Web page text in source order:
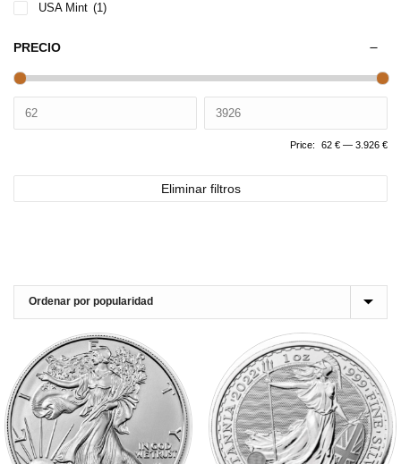
USA Mint (1)
PRECIO
Price: 62 € — 3.926 €
Eliminar filtros